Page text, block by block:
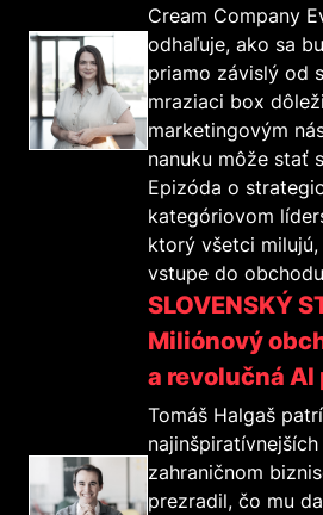
Cream Company
odhaľuje, ako sa
priamo závislý od
mraziaci box
marketingovým
nanuku môže stať
Epizóda o
kategóriovom
ktorý všetci
vstupe do
SLOVENSKÝ
Miliónový
a revolučná
Tomáš Halgaš
zahraničnom
prezradil, čo mu